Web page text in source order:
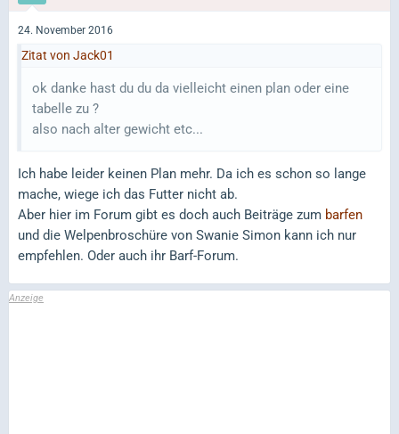
24. November 2016
Zitat von Jack01
ok danke hast du du da vielleicht einen plan oder eine
tabelle zu ?
also nach alter gewicht etc...
Ich habe leider keinen Plan mehr. Da ich es schon so lange
mache, wiege ich das Futter nicht ab.
Aber hier im Forum gibt es doch auch Beiträge zum barfen
und die Welpenbroschüre von Swanie Simon kann ich nur
empfehlen. Oder auch ihr Barf-Forum.